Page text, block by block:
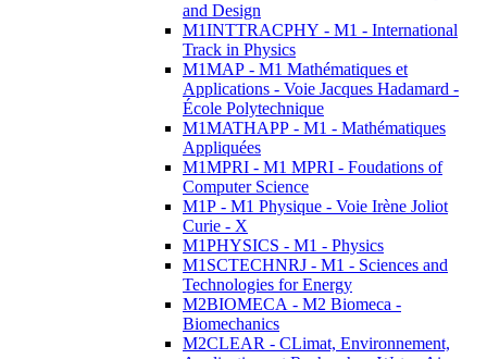
and Design
M1INTTRACPHY - M1 - International
Track in Physics
M1MAP - M1 Mathématiques et
Applications - Voie Jacques Hadamard -
École Polytechnique
M1MATHAPP - M1 - Mathématiques
Appliquées
M1MPRI - M1 MPRI - Foudations of
Computer Science
M1P - M1 Physique - Voie Irène Joliot
Curie - X
M1PHYSICS - M1 - Physics
M1SCTECHNRJ - M1 - Sciences and
Technologies for Energy
M2BIOMECA - M2 Biomeca -
Biomechanics
M2CLEAR - CLimat, Environnement,